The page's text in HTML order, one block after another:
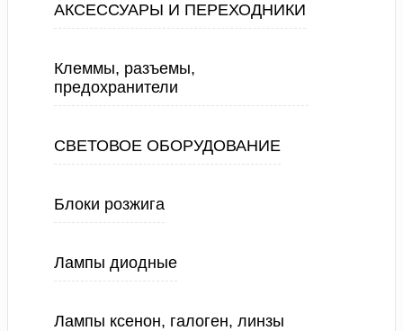
АКСЕССУАРЫ И ПЕРЕХОДНИКИ
Клеммы, разъемы,
предохранители
СВЕТОВОЕ ОБОРУДОВАНИЕ
Блоки розжига
Лампы диодные
Лампы ксенон, галоген, линзы